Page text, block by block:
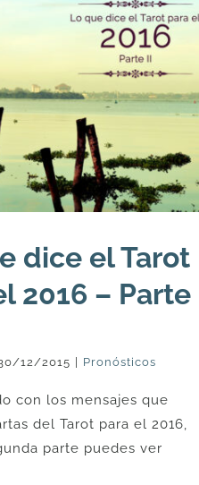
dice el Tarot
2016 – Parte
12/2015 | Pronósticos
con los mensajes que
del Tarot para el 2016,
parte puedes ver